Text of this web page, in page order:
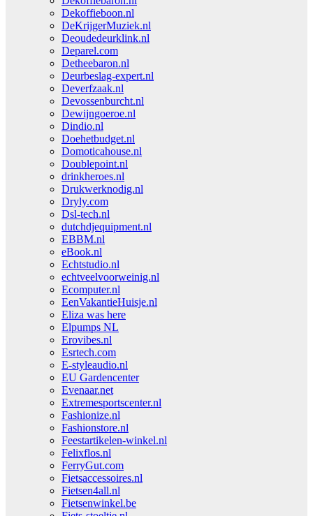
Dekoffieboon.nl
DeKrijgerMuziek.nl
Deoudedeurklink.nl
Deparel.com
Detheebaron.nl
Deurbeslag-expert.nl
Deverfzaak.nl
Devossenburcht.nl
Dewijngoeroe.nl
Dindio.nl
Doehetbudget.nl
Domoticahouse.nl
Doublepoint.nl
drinkheroes.nl
Drukwerknodig.nl
Dryly.com
Dsl-tech.nl
dutchdjequipment.nl
EBBM.nl
eBook.nl
Echtstudio.nl
echtveelvoorweinig.nl
Ecomputer.nl
EenVakantieHuisje.nl
Eliza was here
Elpumps NL
Erovibes.nl
Esrtech.com
E-styleaudio.nl
EU Gardencenter
Evenaar.net
Extremesportscenter.nl
Fashionize.nl
Fashionstore.nl
Feestartikelen-winkel.nl
Felixflos.nl
FerryGut.com
Fietsaccessoires.nl
Fietsen4all.nl
Fietsenwinkel.be